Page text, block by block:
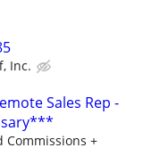
Inc.
Sales Rep -
Commissions +